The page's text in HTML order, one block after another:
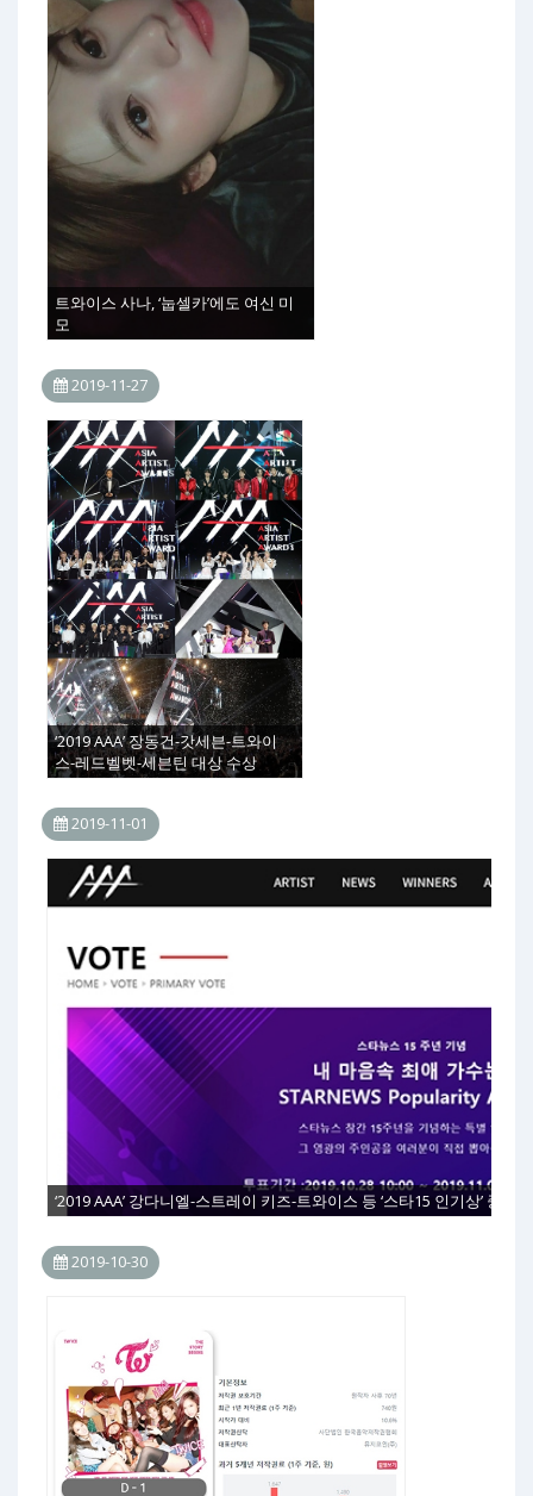
트와이스 사나, ‘눕셀카’에도 여신 미
모
2019-11-27
‘2019 AAA’ 장동건-갓세븐-트와이
스-레드벨벳-세븐틴 대상 수상
2019-11-01
‘2019 AAA’ 강다니엘-스트레이 키즈-트와이스 등 ‘스타15 인기상’ 중간
2019-10-30